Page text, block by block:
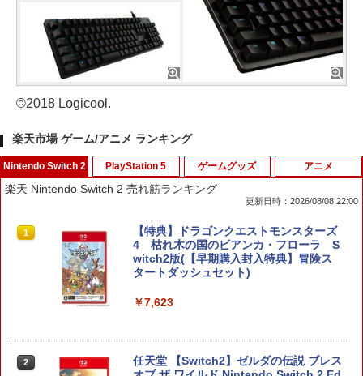
©2018 Logicool.
楽天市場 ゲーム/アニメ ランキング
Nintendo Switch 2
楽天 Nintendo Switch 2 売れ筋ランキング
更新日時：2026/08/08 22:00
1
【特典】ドラゴンクエストモンスターズ
4 枯れ木の国のビアンカ・フローラ S
witch2版(【早期購入封入特典】冒険ス
タートダッシュセット)
￥7,623
2
任天堂 【Switch2】ゼルダの伝説 ブレス
PlayStation 5 ゲームグッズ アニメ